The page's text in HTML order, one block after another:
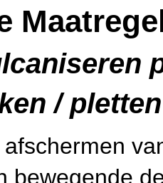
/ pletten
bewegende